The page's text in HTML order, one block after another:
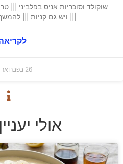
שוקולד וסוכריות אניס בפלביני |||
||| ויש גם קניות |||
26 בפברואר 2016
אולי